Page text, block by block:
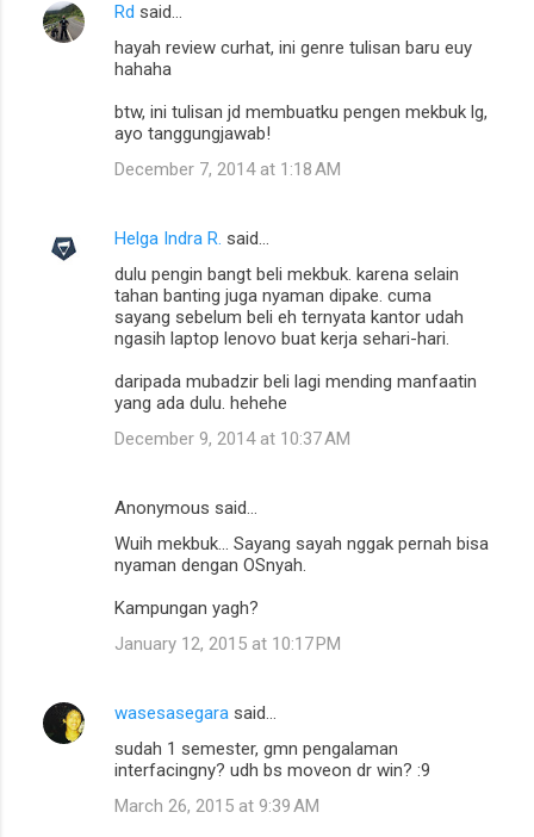
C
s
Rd said…
hayah review curhat, ini genre tulisan baru euy
hahaha
btw, ini tulisan jd membuatku pengen mekbuk lg,
ayo tanggungjawab!
December 7, 2014 at 1:18 AM
Helga Indra R. said…
dulu pengin bangt beli mekbuk. karena selain
tahan banting juga nyaman dipake. cuma
sayang sebelum beli eh ternyata kantor udah
ngasih laptop lenovo buat kerja sehari-hari.
daripada mubadzir beli lagi mending manfaatin
yang ada dulu. hehehe
December 9, 2014 at 10:37 AM
Anonymous said…
Wuih mekbuk... Sayang sayah nggak pernah bisa
nyaman dengan OSnyah.
Kampungan yagh?
January 12, 2015 at 10:17 PM
wasesasegara said…
sudah 1 semester, gmn pengalaman
interfacingny? udh bs moveon dr win? :9
March 26, 2015 at 9:39 AM